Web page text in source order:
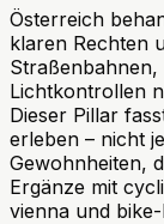
Österreich
klaren Rechten
Lichtkontrollen
Dieser Pillar
erleben – nicht
Gewohnheiten,
Ergänze mit
vienna und